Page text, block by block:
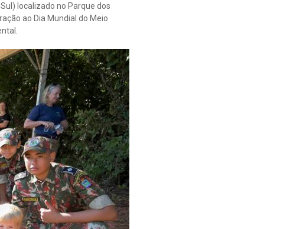
localizado no Parque dos
ao Dia Mundial do Meio